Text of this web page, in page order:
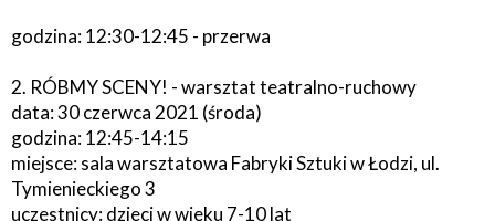
godzina: 12:30-12:45 - przerwa
2. RÓBMY SCENY! - warsztat teatralno-ruchowy
data: 30 czerwca 2021 (środa)
godzina: 12:45-14:15
miejsce: sala warsztatowa Fabryki Sztuki w Łodzi, ul.
Tymienieckiego 3
uczestnicy: dzieci w wieku 7-10 lat